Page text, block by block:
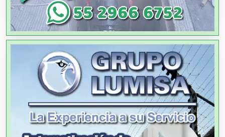
Alquiler de Trajes de Etiqueta
Alta Costura
Aluminio
Ambulancias